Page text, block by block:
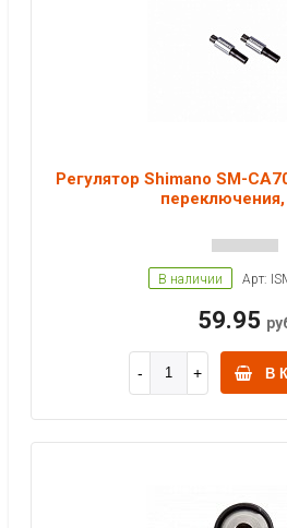
Регулятор Shimano SM-
В наличии Арт:
59.95
В